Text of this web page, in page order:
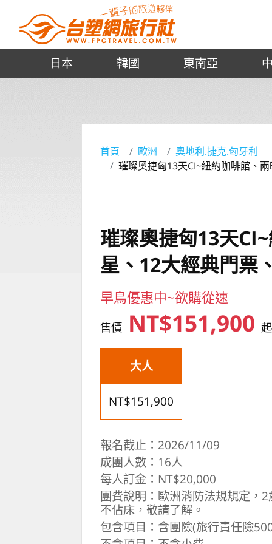
日本 韓國 東南亞
首頁 歐洲
奧地利.捷克.匈牙利
璀璨奧捷匈13天CI~紐約咖啡館、
璀璨奧捷匈13天
星、12大經典門票
早鳥優惠中~欲購從速
售價 NT$151,900起
大人
NT$151,900
報名截止：2026/11/09
成團人數：16人
每人訂金：NT$20,000
團費說明：歐洲消防法規規定，
不佔床，敬請了解。
包含項目：含團險(旅行責任險